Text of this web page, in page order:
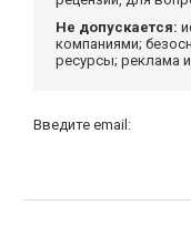
Не допускается:
компаниями;
ресурсы; реклама
Введите email: